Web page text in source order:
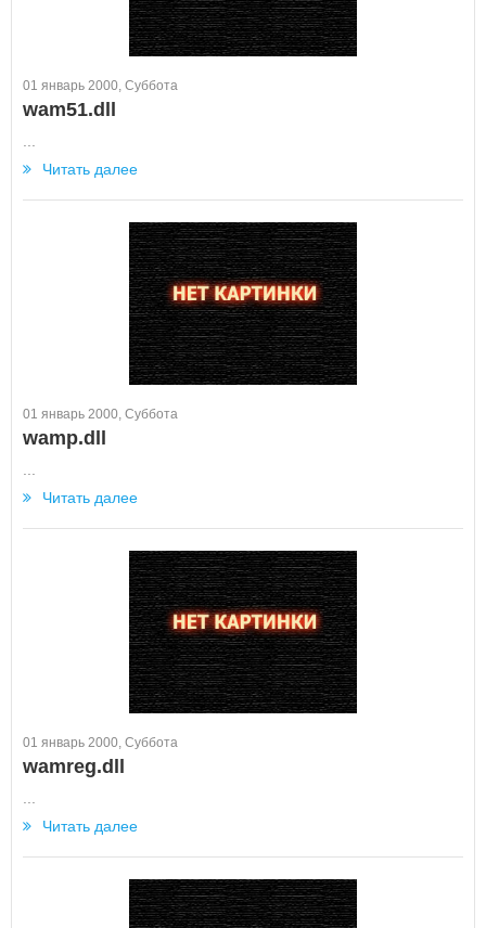
01 январь 2000, Суббота
wam51.dll
Читать далее
01 январь 2000, Суббота
wamp.dll
Читать далее
01 январь 2000, Суббота
wamreg.dll
Читать далее